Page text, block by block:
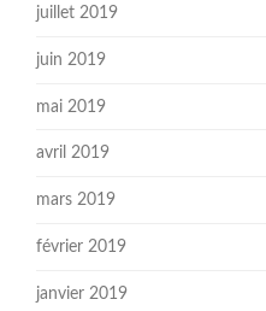
juillet 2019
juin 2019
mai 2019
avril 2019
mars 2019
février 2019
janvier 2019